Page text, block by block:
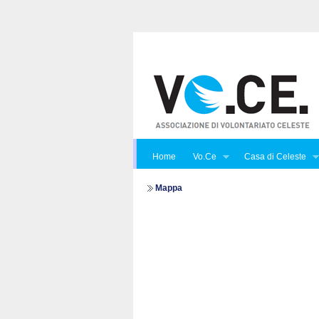
Home Vo.Ce Casa di Celeste
Mappa